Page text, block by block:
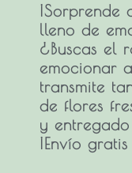
lleno de
¿Buscas el
emocionar
transmite
de flores
y
¡Envío